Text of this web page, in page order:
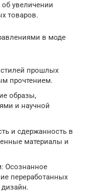
об увеличении
товаров.
в моде
прошлых
прочтением.
образы,
и научной
и сдержанность в
материалы и
Осознанное
переработанных